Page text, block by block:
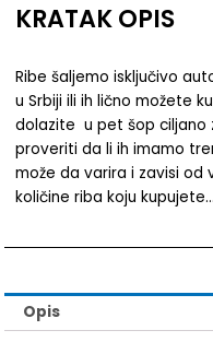
KRATAK OPIS
Ribe šaljemo isključivo
u Srbiji ili ih lično možete
dolazite u pet šop ciljano
proveriti da li ih imamo
može da varira i zavisi od
količine riba koju kupujete…
Opis